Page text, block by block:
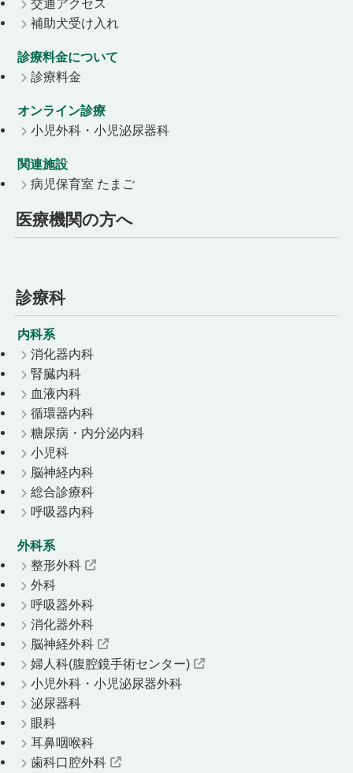
交通アクセス
補助犬受け入れ
診療料金について
診療料金
オンライン診療
小児外科・小児泌尿器科
関連施設
病児保育室 たまご
医療機関の方へ
診療科
内科系
消化器内科
腎臓内科
血液内科
循環器内科
糖尿病・内分泌内科
小児科
脳神経内科
総合診療科
呼吸器内科
外科系
整形外科
外科
呼吸器外科
消化器外科
脳神経外科
婦人科(腹腔鏡手術センター)
小児外科・小児泌尿器外科
泌尿器科
眼科
耳鼻咽喉科
歯科口腔外科